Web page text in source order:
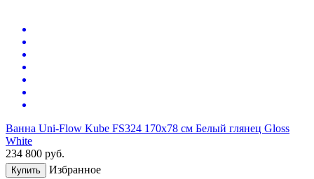
Ванна Uni-Flow Kube FS324 170х78 см Белый глянец Gloss
White
234 800 руб.
Купить Избранное